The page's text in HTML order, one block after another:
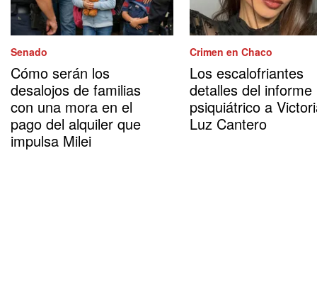
Senado
Cómo serán los
desalojos de familias
con una mora en el
pago del alquiler que
impulsa Milei
Crimen en Chaco
Los escalofriantes
detalles del informe
psiquiátrico a
Luz Cantero